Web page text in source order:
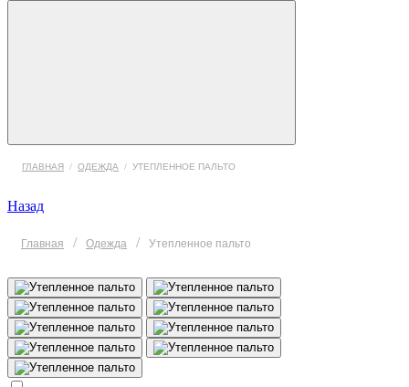
ГЛАВНАЯ / ОДЕЖДА / УТЕПЛЕННОЕ ПАЛЬТО
Назад
Главная / Одежда / Утепленное пальто